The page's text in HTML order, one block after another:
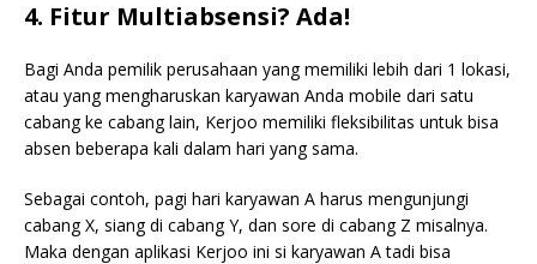
4. Fitur Multiabsensi? Ada!
Bagi Anda pemilik perusahaan yang memiliki lebih dari 1 lokasi,
atau yang mengharuskan karyawan Anda mobile dari satu
cabang ke cabang lain, Kerjoo memiliki fleksibilitas untuk bisa
absen beberapa kali dalam hari yang sama.
Sebagai contoh, pagi hari karyawan A harus mengunjungi
cabang X, siang di cabang Y, dan sore di cabang Z misalnya.
Maka dengan aplikasi Kerjoo ini si karyawan A tadi bisa